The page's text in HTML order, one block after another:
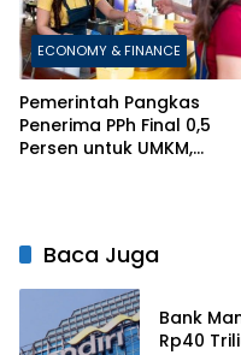
ECONOMY & FINANCE
Pemerintah Pangkas
Penerima PPh Final 0,5
Persen untuk UMKM,
Baca Juga
Bank
Rp40